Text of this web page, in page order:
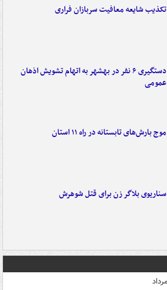
تکذیب شایعه معافیت سربازان فراری
دستگیری ۶ نفر در بهشهر به اتهام تشویش اذهان
عمومی
موج بارش‌های تابستانه در راه ۱۱ استان
سناریوی بلاگر زن برای قتل شوهرش